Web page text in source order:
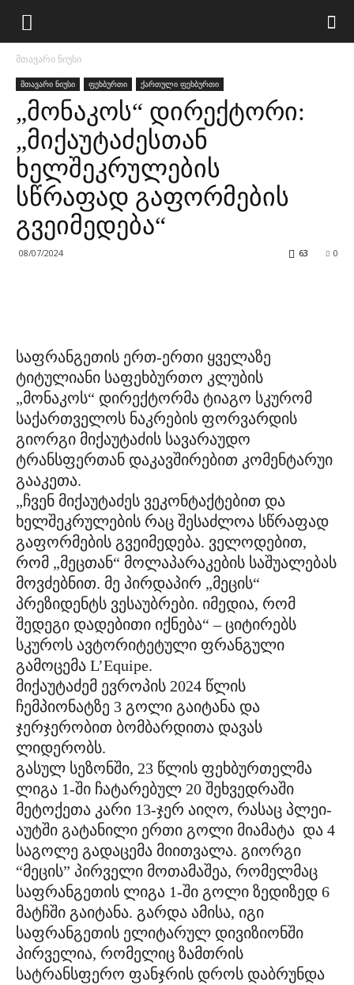
მთავარი ნიუსი
მთავარი ნიუსი ფეხბურთი ქართული ფეხბურთი
„მონაკოს“ დირექტორი:
„მიქაუტაძესთან
ხელშეკრულების
სწრაფად გაფორმების
გვეიმედება“
08/07/2024 0
63
საფრანგეთის ერთ-ერთი ყველაზე
ტიტულიანი საფეხბურთო კლუბის
„მონაკოს“ დირექტორმა ტიაგო სკურომ
საქართველოს ნაკრების ფორვარდის
გიორგი მიქაუტაძის სავარაუდო
ტრანსფერთან დაკავშირებით კომენტარუი
გააკეთა.
„ჩვენ მიქაუტაძეს ვეკონტაქტებით და
ხელშეკრულების რაც შესაძლოა სწრაფად
გაფორმების გვეიმედება. ველოდებით,
რომ „მეცთან“ მოლაპარაკების საშუალებას
მოვძებნით. მე პირდაპირ „მეცის“
პრეზიდენტს ვესაუბრები. იმედია, რომ
შედეგი დადებითი იქნება“ – ციტირებს
სკუროს ავტორიტეტული ფრანგული
გამოცემა L’Equipe.
მიქაუტაძემ ევროპის 2024 წლის
ჩემპიონატზე 3 გოლი გაიტანა და
ჯერჯერობით ბომბარდითა დავას
ლიდერობს.
გასულ სეზონში, 23 წლის ფეხბურთელმა
ლიგა 1-ში ჩატარებულ 20 შეხვედრაში
მეტოქეთა კარი 13-ჯერ აიღო, რასაც პლეი-
აუტში გატანილი ერთი გოლი მიამატა და 4
საგოლე გადაცემა მიითვალა. გიორგი
“მეცის” პირველი მოთამაშეა, რომელმაც
საფრანგეთის ლიგა 1-ში გოლი ზედიზედ 6
მატჩში გაიტანა. გარდა ამისა, იგი
საფრანგეთის ელიტარულ დივიზიონში
პირველია, რომელიც ზამთრის
სატრანსფერო ფანჯრის დროს დაბრუნდა